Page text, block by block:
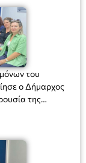
του
ο Δήμαρχος
της